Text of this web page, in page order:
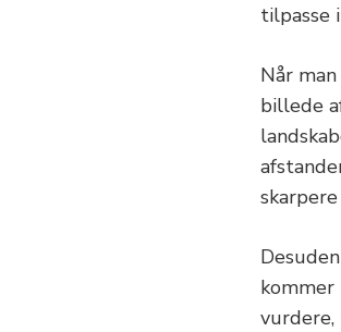
tilpasse
Når
billede